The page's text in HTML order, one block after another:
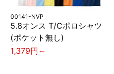
00141-NVP
5.8オンス T/Cポロシャツ
(ポケット無し)
1,379円～